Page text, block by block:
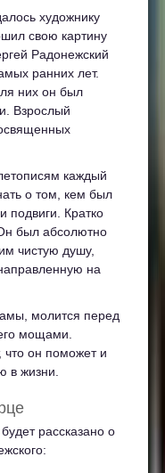
художнику
свою картину
Радонежский
ранних лет.
них он был
Взрослый
каждый
о том, кем был
подвиги. Кратко
был абсолютно
чистую душу,
на
молится перед
мощами.
что он поможет и
в жизни.
рассказано о